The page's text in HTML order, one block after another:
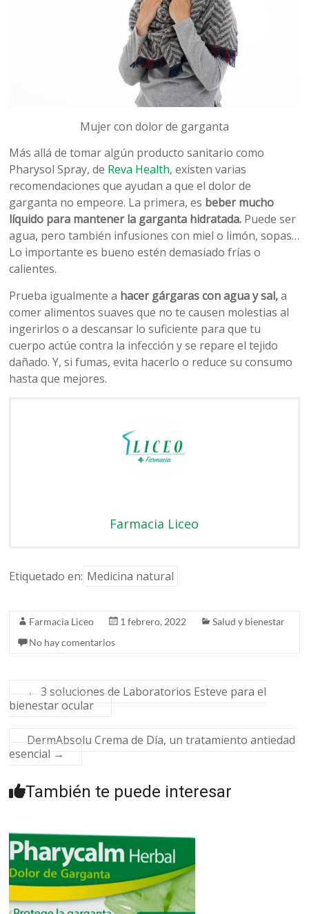
Mujer con dolor de garganta
Más allá de tomar algún producto sanitario como
Pharysol Spray, de Reva Health, existen varias
recomendaciones que ayudan a que el dolor de
garganta no empeore. La primera, es beber mucho
líquido para mantener la garganta hidratada. Puede ser
agua, pero también infusiones con miel o limón, sopas…
Lo importante es bueno estén demasiado frías o
calientes.
Prueba igualmente a hacer gárgaras con agua y sal,a
comer alimentos suaves que no te causen molestias al
ingerirlos o a descansar lo suficiente para que tu
cuerpo actúe contra la infección y se repare el tejido
dañado. Y, si fumas, evita hacerlo o reduce su consumo
hasta que mejores.
Farmacia Liceo
Etiquetado en: Medicina natural
Farmacia Liceo 1 febrero, 2022
Salud y bienestar
No hay comentarios
←
3 soluciones de Laboratorios Esteve para el
bienestar ocular
DermAbsolu Crema de Día, un tratamiento antiedad
esencial →
También te puede interesar